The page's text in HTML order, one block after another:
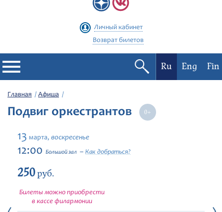
Личный кабинет
Возврат билетов
Филармония
Афиша
Фестивали
Абонементы
Новости
Ru Eng Fin
Главная Афиша
Подвиг оркестрантов
13 марта, воскресенье
12:00 Большой зал Как добраться?
250руб.
Билеты можно приобрести
в кассе филармонии